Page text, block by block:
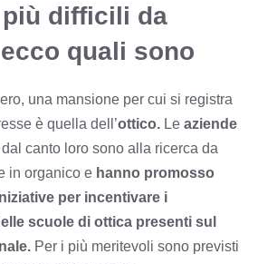
difficili da
quali sono
una mansione per cui si registra
è quella dell’ottico. Le aziende
canto loro sono alla ricerca da
in organico e hanno promosso
per incentivare i
scuole di ottica presenti sul
Per i più meritevoli sono previsti